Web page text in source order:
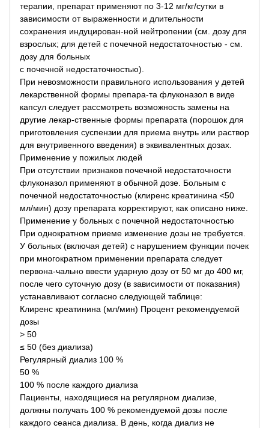
терапии, препарат применяют по 3-12 мг/кг/сутки в
зависимости от выраженности и длительности
сохранения индуцирован-ной нейтропении (см. дозу для
взрослых; для детей с почечной недостаточностью - см.
дозу для больных
с почечной недостаточностью).
При невозможности правильного использования у детей
лекарственной формы препара-та флуконазол в виде
капсул следует рассмотреть возможность замены на
другие лекар-ственные формы препарата (порошок для
приготовления суспензии для приема внутрь или раствор
для внутривенного введения) в эквивалентных дозах.
Применение у пожилых людей
При отсутствии признаков почечной недостаточности
флуконазол применяют в обычной дозе. Больным с
почечной недостаточностью (клиренс креатинина <50
мл/мин) дозу препарата корректируют, как описано ниже.
Применение у больных с почечной недостаточностью
При однократном приеме изменение дозы не требуется.
У больных (включая детей) с нарушением функции почек
при многократном применении препарата следует
первона-чально ввести ударную дозу от 50 мг до 400 мг,
после чего суточную дозу (в зависимости от показания)
устанавливают согласно следующей таблице:
Клиренс креатинина (мл/мин) Процент рекомендуемой
дозы
> 50
≤ 50 (без диализа)
Регулярный диализ 100 %
50 %
100 % после каждого диализа
Пациенты, находящиеся на регулярном диализе,
должны получать 100 % рекомендуемой дозы после
каждого сеанса диализа. В день, когда диализ не